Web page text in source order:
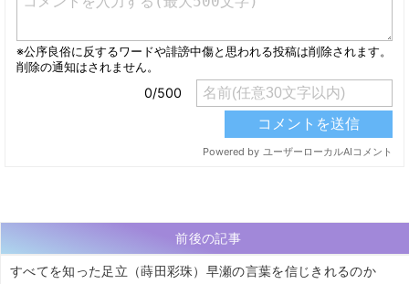
前後の記事
すべてを知った足立（蒔田彩珠）早瀬の言葉を信じきれるのか